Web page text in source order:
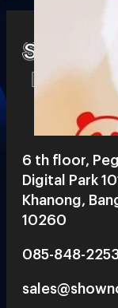
6 th floor,
Digital Park
Khanong,
10260
085-848-